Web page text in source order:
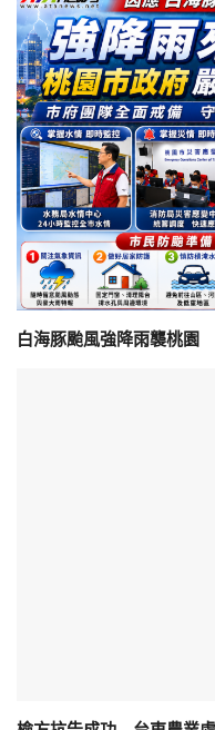
白海豚颱風強降雨襲桃園